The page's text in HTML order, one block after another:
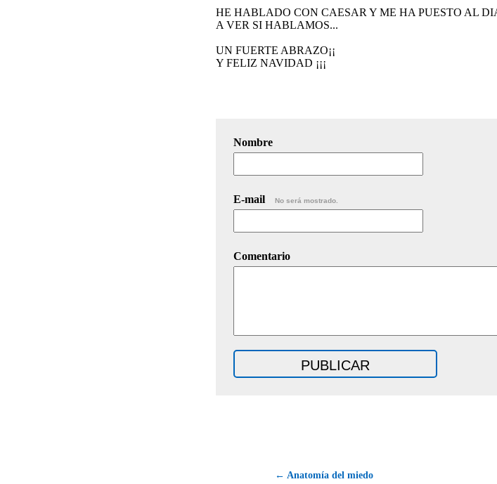
HE HABLADO CON CAESAR Y ME HA PUESTO AL
A VER SI HABLAMOS...
UN FUERTE ABRAZO¡¡
Y FELIZ NAVIDAD ¡¡¡
Nombre
E-mail No será mostrado.
Comentario
← Anatomía del miedo